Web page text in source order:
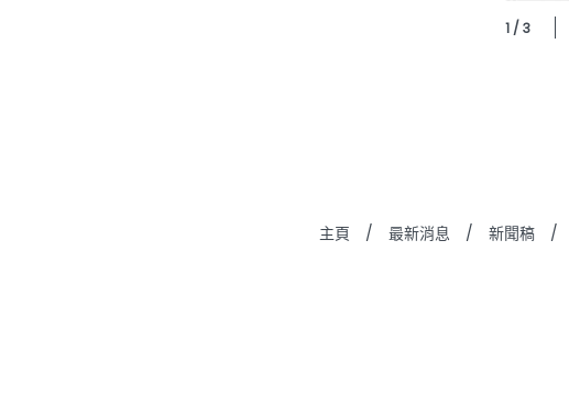
1 / 3
主頁 / 最新消息 / 新聞稿 /